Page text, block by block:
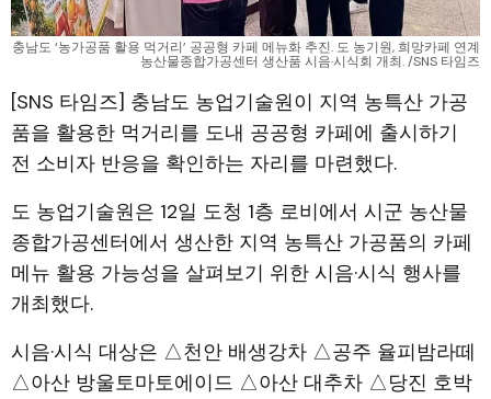
충남도 ‘농가공품 활용 먹거리’ 공공형 카페 메뉴화 추진. 도 농기원, 희망카페 연계
농산물종합가공센터 생산품 시음·시식회 개최. /SNS 타임즈
[SNS 타임즈] 충남도 농업기술원이 지역 농특산 가공
품을 활용한 먹거리를 도내 공공형 카페에 출시하기
전 소비자 반응을 확인하는 자리를 마련했다.
도 농업기술원은 12일 도청 1층 로비에서 시군 농산물
종합가공센터에서 생산한 지역 농특산 가공품의 카페
메뉴 활용 가능성을 살펴보기 위한 시음·시식 행사를
개최했다.
시음·시식 대상은 △천안 배생강차 △공주 율피밤라떼
△아산 방울토마토에이드 △아산 대추차 △당진 호박